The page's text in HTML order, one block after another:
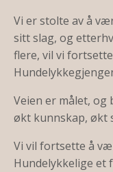
Vi er stolte av å
sitt slag, og
flere, vil vi
Veien er målet, og
økt kunnskap, økt
Vi vil fortsette å
Hundelykkelige et